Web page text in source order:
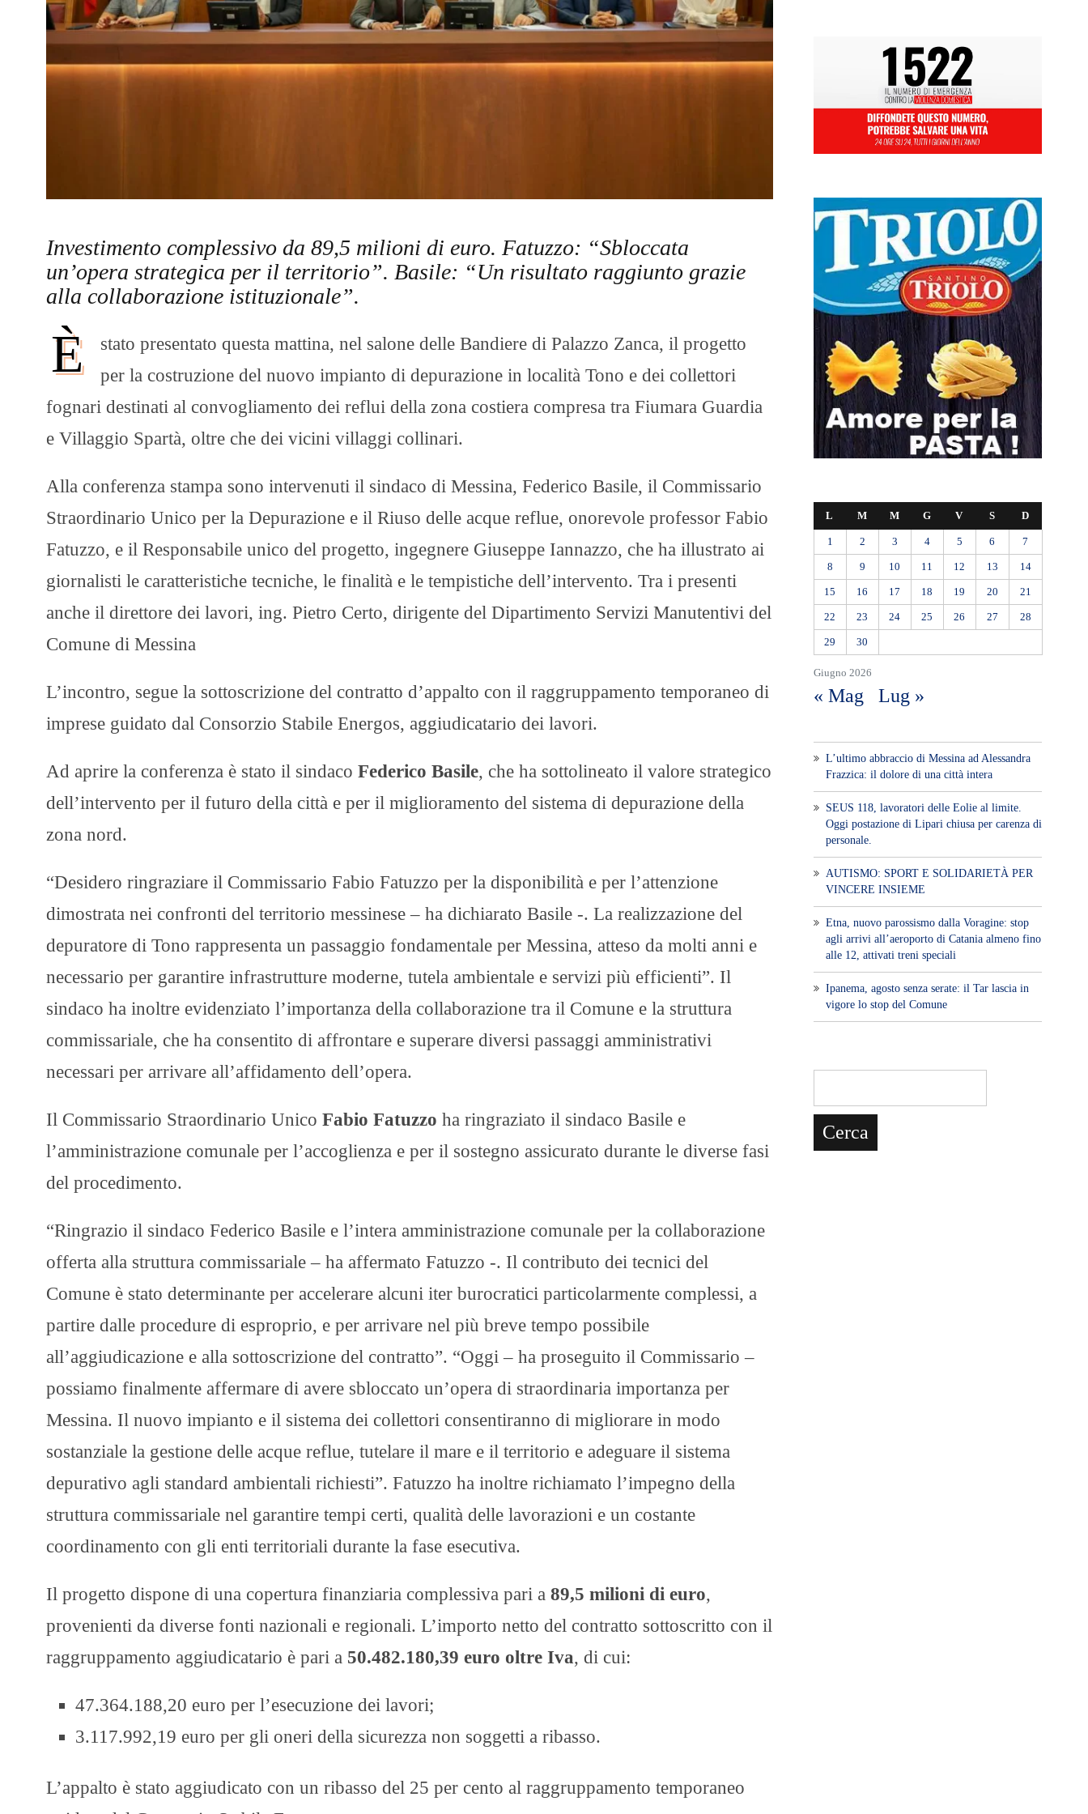
O
R
G
T
R
N
Investimento complessivo da 89,5 milioni di euro. Fatuzzo: “Sbloccata
un’opera strategica per il territorio”. Basile: “Un risultato raggiunto grazie
alla collaborazione istituzionale”.
È
stato presentato questa mattina, nel salone delle Bandiere di Palazzo Zanca, il progetto
per la costruzione del nuovo impianto di depurazione in località Tono e dei collettori
fognari destinati al convogliamento dei reflui della zona costiera compresa tra Fiumara Guardia
e Villaggio Spartà, oltre che dei vicini villaggi collinari.
Alla conferenza stampa sono intervenuti il sindaco di Messina, Federico Basile, il Commissario
Straordinario Unico per la Depurazione e il Riuso delle acque reflue, onorevole professor Fabio
Fatuzzo, e il Responsabile unico del progetto, ingegnere Giuseppe Iannazzo, che ha illustrato ai
giornalisti le caratteristiche tecniche, le finalità e le tempistiche dell’intervento. Tra i presenti
anche il direttore dei lavori, ing. Pietro Certo, dirigente del Dipartimento Servizi Manutentivi del
Comune di Messina
L’incontro, segue la sottoscrizione del contratto d’appalto con il raggruppamento temporaneo di
imprese guidato dal Consorzio Stabile Energos, aggiudicatario dei lavori.
Ad aprire la conferenza è stato il sindaco Federico Basile, che ha sottolineato il valore strategico
dell’intervento per il futuro della città e per il miglioramento del sistema di depurazione della
zona nord.
“Desidero ringraziare il Commissario Fabio Fatuzzo per la disponibilità e per l’attenzione
dimostrata nei confronti del territorio messinese – ha dichiarato Basile -. La realizzazione del
depuratore di Tono rappresenta un passaggio fondamentale per Messina, atteso da molti anni e
necessario per garantire infrastrutture moderne, tutela ambientale e servizi più efficienti”. Il
sindaco ha inoltre evidenziato l’importanza della collaborazione tra il Comune e la struttura
commissariale, che ha consentito di affrontare e superare diversi passaggi amministrativi
necessari per arrivare all’affidamento dell’opera.
Il Commissario Straordinario Unico Fabio Fatuzzo ha ringraziato il sindaco Basile e
l’amministrazione comunale per l’accoglienza e per il sostegno assicurato durante le diverse fasi
del procedimento.
“Ringrazio il sindaco Federico Basile e l’intera amministrazione comunale per la collaborazione
offerta alla struttura commissariale – ha affermato Fatuzzo -. Il contributo dei tecnici del
Comune è stato determinante per accelerare alcuni iter burocratici particolarmente complessi, a
partire dalle procedure di esproprio, e per arrivare nel più breve tempo possibile
all’aggiudicazione e alla sottoscrizione del contratto”. “Oggi – ha proseguito il Commissario –
possiamo finalmente affermare di avere sbloccato un’opera di straordinaria importanza per
Messina. Il nuovo impianto e il sistema dei collettori consentiranno di migliorare in modo
sostanziale la gestione delle acque reflue, tutelare il mare e il territorio e adeguare il sistema
depurativo agli standard ambientali richiesti”. Fatuzzo ha inoltre richiamato l’impegno della
struttura commissariale nel garantire tempi certi, qualità delle lavorazioni e un costante
coordinamento con gli enti territoriali durante la fase esecutiva.
Il progetto dispone di una copertura finanziaria complessiva pari a 89,5 milioni di euro,
provenienti da diverse fonti nazionali e regionali. L’importo netto del contratto sottoscritto con il
raggruppamento aggiudicatario è pari a 50.482.180,39 euro oltre Iva, di cui:
47.364.188,20 euro per l’esecuzione dei lavori;
3.117.992,19 euro per gli oneri della sicurezza non soggetti a ribasso.
L’appalto è stato aggiudicato con un ribasso del 25 per cento al raggruppamento temporaneo
Giugno 2026
L M M G V S D
1 2 3 4 5 6 7
8 9 10 11 12 13 14
15 16 17 18 19 20 21
22 23 24 25 26 27 28
29 30
« Mag Lug »
L’ultimo abbraccio di Messina ad Alessandra
Frazzica: il dolore di una città intera
SEUS 118, lavoratori delle Eolie al limite.
Oggi postazione di Lipari chiusa per carenza di
personale.
AUTISMO: SPORT E SOLIDARIETÀ PER
VINCERE INSIEME
Etna, nuovo parossismo dalla Voragine: stop
agli arrivi all’aeroporto di Catania almeno fino
alle 12, attivati treni speciali
Ipanema, agosto senza serate: il Tar lascia in
vigore lo stop del Comune